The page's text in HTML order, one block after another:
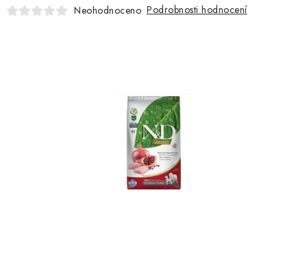
KRÁLÍCI/HLODAVCI/PTÁCI
Neohodnoceno Podrobnosti hodnocení